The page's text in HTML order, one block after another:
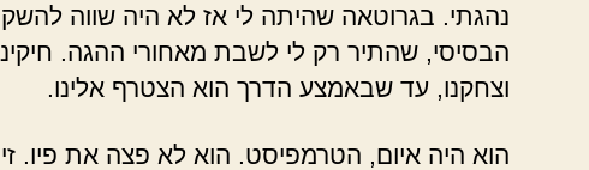
נהגתי. בגרוטאה שהיתה לי אז לא היה שווה
הבסיסי, שהתיר רק לי לשבת מאחורי ההגה.
וצחקנו, עד שבאמצע הדרך הוא הצטרף אלינו.
הוא היה איום, הטרמפיסט. הוא לא פצה את פיו. זי